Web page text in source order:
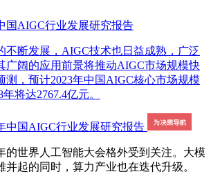
国AIGC行业发展研究报告
不断发展，AIGC技术也日益成熟，广泛
广阔的应用前景将推动AIGC市场规模快
测，预计2023年中国AIGC核心市场规模
将达2767.4亿元。
世界人工智能大会格外受到关注。大模
并起的同时，算力产业也在迭代升级。